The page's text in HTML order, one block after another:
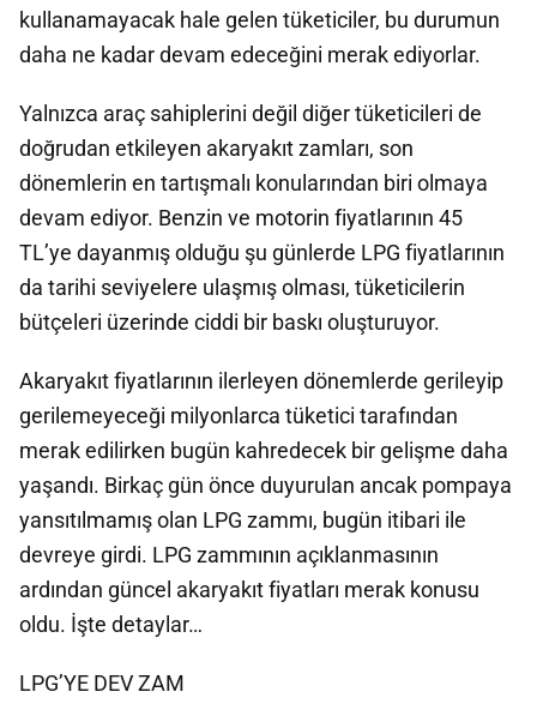
kullanamayacak hale gelen tüketiciler, bu durumun
daha ne kadar devam edeceğini merak ediyorlar.
Yalnızca araç sahiplerini değil diğer tüketicileri de
doğrudan etkileyen akaryakıt zamları, son
dönemlerin en tartışmalı konularından biri olmaya
devam ediyor. Benzin ve motorin fiyatlarının 45
TL’ye dayanmış olduğu şu günlerde LPG fiyatlarının
da tarihi seviyelere ulaşmış olması, tüketicilerin
bütçeleri üzerinde ciddi bir baskı oluşturuyor.
Akaryakıt fiyatlarının ilerleyen dönemlerde gerileyip
gerilemeyeceği milyonlarca tüketici tarafından
merak edilirken bugün kahredecek bir gelişme daha
yaşandı. Birkaç gün önce duyurulan ancak pompaya
yansıtılmamış olan LPG zammı, bugün itibari ile
devreye girdi. LPG zammının açıklanmasının
ardından güncel akaryakıt fiyatları merak konusu
oldu. İşte detaylar…
LPG’YE DEV ZAM